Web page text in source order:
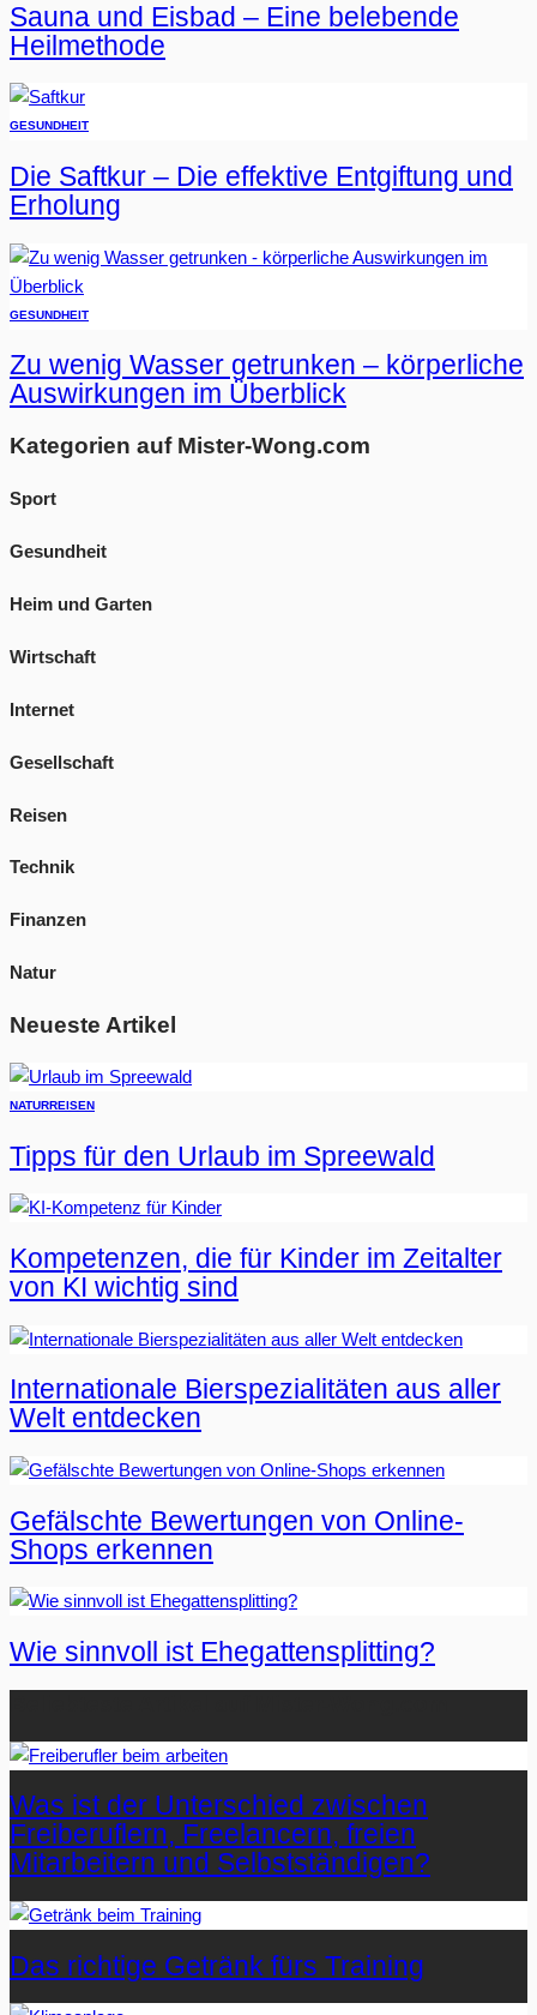
Sauna und Eisbad – Eine belebende
Heilmethode
GESUNDHEIT
Die Saftkur – Die effektive Entgiftung und
Erholung
GESUNDHEIT
Zu wenig Wasser getrunken – körperliche
Auswirkungen im Überblick
Kategorien auf Mister-Wong.com
Sport
Gesundheit
Heim und Garten
Wirtschaft
Internet
Gesellschaft
Reisen
Technik
Finanzen
Natur
Neueste Artikel
NATURREISEN
Tipps für den Urlaub im Spreewald
Kompetenzen, die für Kinder im Zeitalter
von KI wichtig sind
Internationale Bierspezialitäten aus aller
Welt entdecken
Gefälschte Bewertungen von Online-
Shops erkennen
Wie sinnvoll ist Ehegattensplitting?
Was ist der Unterschied zwischen
Freiberuflern, Freelancern, freien
Mitarbeitern und Selbstständigen?
Das richtige Getränk fürs Training